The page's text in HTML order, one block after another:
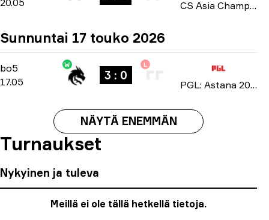
20.05
CS Asia Championships 2026
Sunnuntai 17 touko 2026
bo5 -bo5
17.05
W
3 : 0
L
PGL: Astana 2026
NÄYTÄ ENEMMÄN
Turnaukset
Nykyinen ja tuleva
Meillä ei ole tällä hetkellä tietoja.